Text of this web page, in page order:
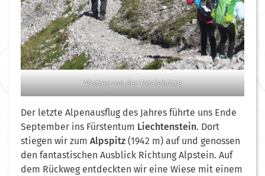
Abstieg von der Totalphütte
Der letzte Alpenausflug des Jahres führte uns Ende
September ins Fürstentum Liechtenstein. Dort
stiegen wir zum Alpspitz (1942 m) auf und genossen
den fantastischen Ausblick Richtung Alpstein. Auf
dem Rückweg entdeckten wir eine Wiese mit einem